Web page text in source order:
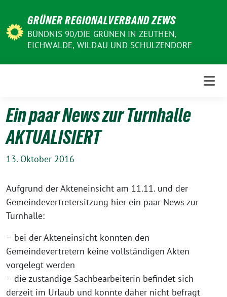
Inhalt
GRÜNER REGIONALVERBAND ZEWS
BÜNDNIS 90/DIE GRÜNEN IN ZEUTHEN,
EICHWALDE, WILDAU UND SCHULZENDORF
Ein paar News zur Turnhalle
AKTUALISIERT
13. Oktober 2016
Aufgrund der Akteneinsicht am 11.11. und der
Gemeindevertretersitzung hier ein paar News zur
Turnhalle:
– bei der Akteneinsicht konnten den
Gemeindevertretern keine vollständigen Akten
vorgelegt werden
– die zuständige Sachbearbeiterin befindet sich
derzeit im Urlaub und konnte daher nicht befragt